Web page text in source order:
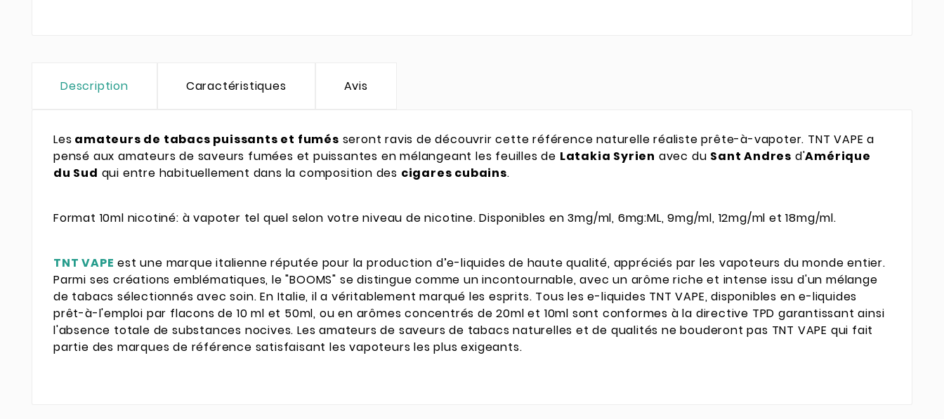
Description Caractéristiques Avis
Les amateurs de tabacs puissants et fumés seront ravis de découvrir cette référence naturelle réaliste prête-à-vapoter. TNT VAPE a
pensé aux amateurs de saveurs fumées et puissantes en mélangeant les feuilles de Latakia Syrien avec du Sant Andres d'Amérique
du Sud qui entre habituellement dans la composition des cigares cubains.
Format 10ml nicotiné: à vapoter tel quel selon votre niveau de nicotine. Disponibles en 3mg/ml, 6mg:ML, 9mg/ml, 12mg/ml et 18mg/ml.
TNT VAPE est une marque italienne réputée pour la production d’e-liquides de haute qualité, appréciés par les vapoteurs du monde entier.
Parmi ses créations emblématiques, le "BOOMS" se distingue comme un incontournable, avec un arôme riche et intense issu d'un mélange
de tabacs sélectionnés avec soin. En Italie, il a véritablement marqué les esprits. Tous les e-liquides TNT VAPE, disponibles en e-liquides
prêt-à-l'emploi par flacons de 10 ml et 50ml, ou en arômes concentrés de 20ml et 10ml sont conformes à la directive TPD garantissant ainsi
l'absence totale de substances nocives. Les amateurs de saveurs de tabacs naturelles et de qualités ne bouderont pas TNT VAPE qui fait
partie des marques de référence satisfaisant les vapoteurs les plus exigeants.